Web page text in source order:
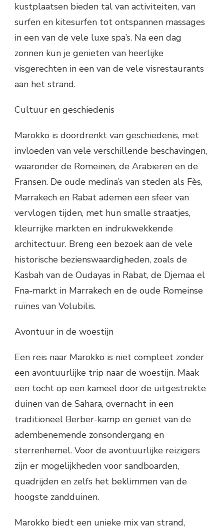
kustplaatsen bieden tal van activiteiten, van
surfen en kitesurfen tot ontspannen massages
in een van de vele luxe spa’s. Na een dag
zonnen kun je genieten van heerlijke
visgerechten in een van de vele visrestaurants
aan het strand.
Cultuur en geschiedenis
Marokko is doordrenkt van geschiedenis, met
invloeden van vele verschillende beschavingen,
waaronder de Romeinen, de Arabieren en de
Fransen. De oude medina’s van steden als Fès,
Marrakech en Rabat ademen een sfeer van
vervlogen tijden, met hun smalle straatjes,
kleurrijke markten en indrukwekkende
architectuur. Breng een bezoek aan de vele
historische bezienswaardigheden, zoals de
Kasbah van de Oudayas in Rabat, de Djemaa el
Fna-markt in Marrakech en de oude Romeinse
ruïnes van Volubilis.
Avontuur in de woestijn
Een reis naar Marokko is niet compleet zonder
een avontuurlijke trip naar de woestijn. Maak
een tocht op een kameel door de uitgestrekte
duinen van de Sahara, overnacht in een
traditioneel Berber-kamp en geniet van de
adembenemende zonsondergang en
sterrenhemel. Voor de avontuurlijke reizigers
zijn er mogelijkheden voor sandboarden,
quadrijden en zelfs het beklimmen van de
hoogste zandduinen.
Marokko biedt een unieke mix van strand,